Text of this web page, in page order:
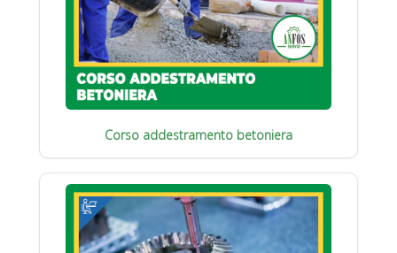
Corso addestramento betoniera